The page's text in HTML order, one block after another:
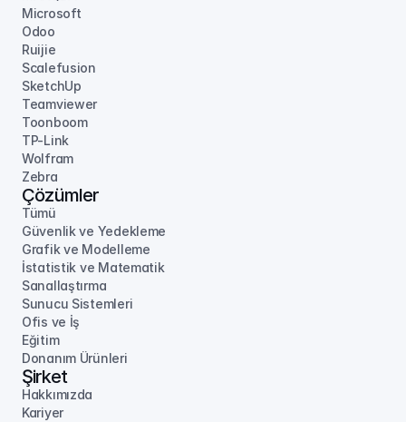
Microsoft
Odoo
Ruijie
Scalefusion
SketchUp
Teamviewer
Toonboom
TP-Link
Wolfram
Zebra
Çözümler
Tümü
Güvenlik ve Yedekleme
Grafik ve Modelleme
İstatistik ve Matematik
Sanallaştırma
Sunucu Sistemleri
Ofis ve İş
Eğitim
Donanım Ürünleri
Şirket
Hakkımızda
Kariyer